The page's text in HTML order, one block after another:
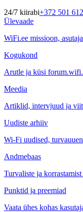
24/7 kiirabi+372 501
Ülevaade
WiFi.ee missioon,
Kogukond
Arutle ja küsi
Meedia
Artiklid, intervjuud ja
Uudiste arhiiv
Wi-Fi uudised,
Andmebaas
Turvaliste ja
Punktid ja preemiad
Vaata ühes kohas